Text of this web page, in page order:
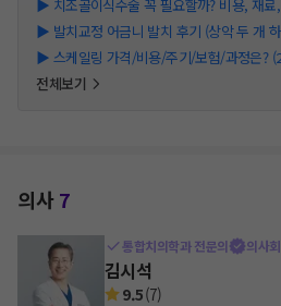
▶ 치조골이식수술 꼭 필요할까? 비용, 재
▶ 발치교정 어금니 발치 후기 (상악 두 개
▶ 스케일링 가격/비용/주기/보험/과정은?
전체보기
의사7
통합치의학과 전문의 의사
김시석
9.5(7)